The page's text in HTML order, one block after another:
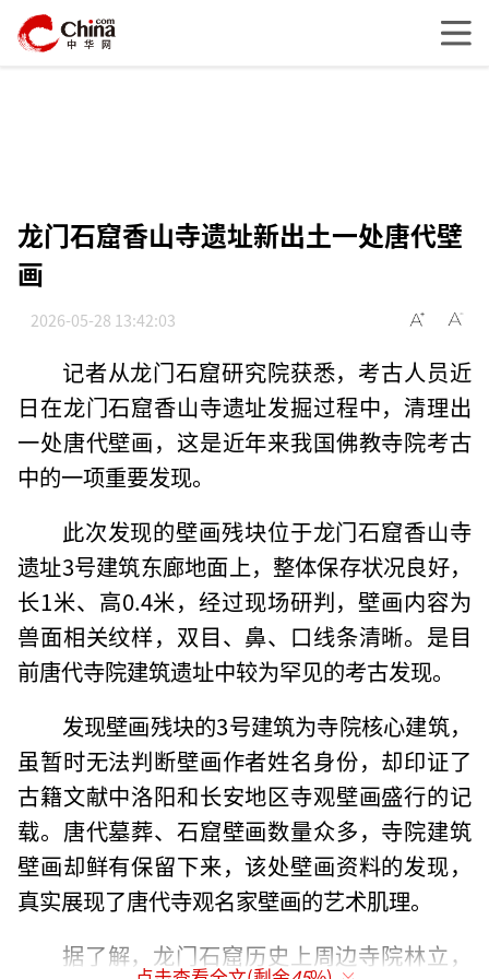
龙门石窟香山寺遗址新出土一处唐代壁
画
2026-05-28 13:42:03
记者从龙门石窟研究院获悉，考古人员近
日在龙门石窟香山寺遗址发掘过程中，清理出
一处唐代壁画，这是近年来我国佛教寺院考古
中的一项重要发现。
此次发现的壁画残块位于龙门石窟香山寺
遗址3号建筑东廊地面上，整体保存状况良好，
长1米、高0.4米，经过现场研判，壁画内容为
兽面相关纹样，双目、鼻、口线条清晰。是目
前唐代寺院建筑遗址中较为罕见的考古发现。
发现壁画残块的3号建筑为寺院核心建筑，
虽暂时无法判断壁画作者姓名身份，却印证了
古籍文献中洛阳和长安地区寺观壁画盛行的记
载。唐代墓葬、石窟壁画数量众多，寺院建筑
壁画却鲜有保留下来，该处壁画资料的发现，
真实展现了唐代寺观名家壁画的艺术肌理。
据了解，龙门石窟历史上周边寺院林立，